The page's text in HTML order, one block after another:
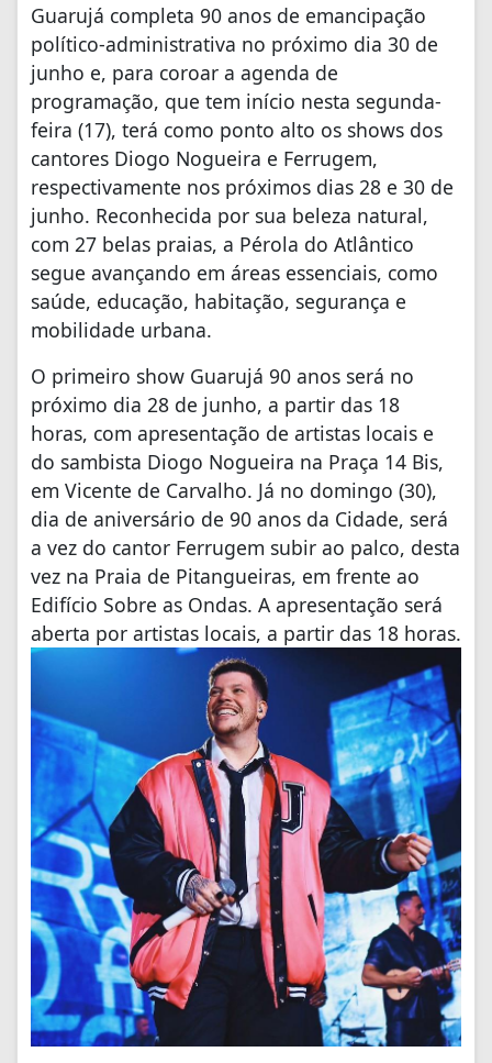
Guarujá completa 90 anos de emancipação
político-administrativa no próximo dia 30 de
junho e, para coroar a agenda de
programação, que tem início nesta segunda-
feira (17), terá como ponto alto os shows dos
cantores Diogo Nogueira e Ferrugem,
respectivamente nos próximos dias 28 e 30 de
junho. Reconhecida por sua beleza natural,
com 27 belas praias, a Pérola do Atlântico
segue avançando em áreas essenciais, como
saúde, educação, habitação, segurança e
mobilidade urbana.
O primeiro show Guarujá 90 anos será no
próximo dia 28 de junho, a partir das 18
horas, com apresentação de artistas locais e
do sambista Diogo Nogueira na Praça 14 Bis,
em Vicente de Carvalho. Já no domingo (30),
dia de aniversário de 90 anos da Cidade, será
a vez do cantor Ferrugem subir ao palco, desta
vez na Praia de Pitangueiras, em frente ao
Edifício Sobre as Ondas. A apresentação será
aberta por artistas locais, a partir das 18 horas.